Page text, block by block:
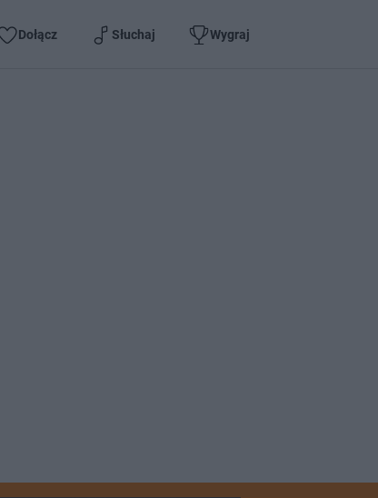
Dołącz Słuchaj Wygraj